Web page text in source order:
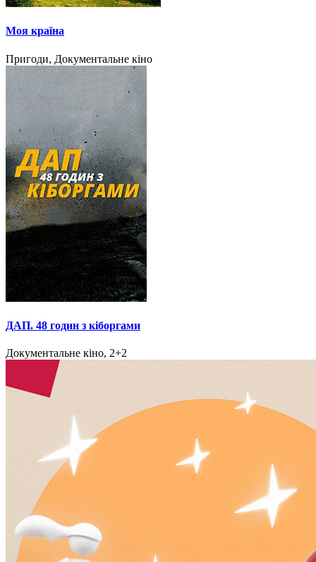
Моя країна
Пригоди, Документальне кіно
ДАП. 48 годин з кіборгами
Документальне кіно, 2+2